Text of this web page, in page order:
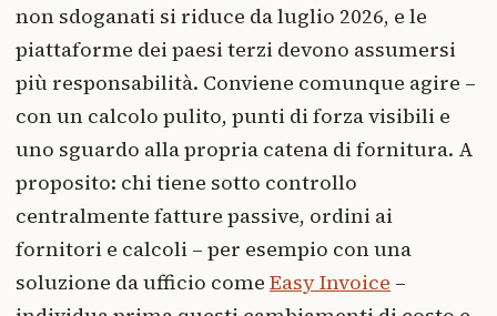
non sdoganati si riduce da luglio 2026, e le
piattaforme dei paesi terzi devono assumersi
più responsabilità. Conviene comunque agire –
con un calcolo pulito, punti di forza visibili e
uno sguardo alla propria catena di fornitura. A
proposito: chi tiene sotto controllo
centralmente fatture passive, ordini ai
fornitori e calcoli – per esempio con una
soluzione da ufficio come Easy Invoice –